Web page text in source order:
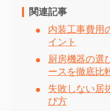
関連記事
内装工事費用
イント
厨房機器の選
ースを徹底比
失敗しない居
び方